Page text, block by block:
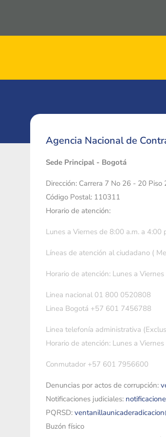
Agencia Nacional de
Sede Principal - Bogotá
Dirección: Carrera 7 No 26 - 20 Piso
Código Postal: 110311
Horario de atención:
Lunes a Viernes de 8:00 a.m. a 4:00
Líneas de atención al ciudadano (
Horario de atención: Lunes a
Linea nacional 01 800 0520808
Linea Bogotá +57 601 7456788
Linea telefonía administrativa
Horario de atención: Lunes a
Conmutador +57 601 7956600
Denuncias por actos de corrupción:
Notificaciones judiciales:
PQRSD:
Buzón físico